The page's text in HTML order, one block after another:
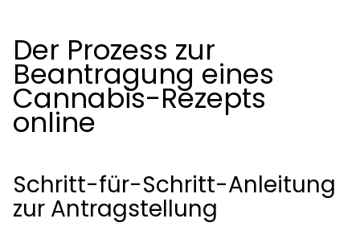
Der Prozess zur
Beantragung eines
Cannabis-Rezepts
online
Schritt-für-Schritt-Anleitung
zur Antragstellung